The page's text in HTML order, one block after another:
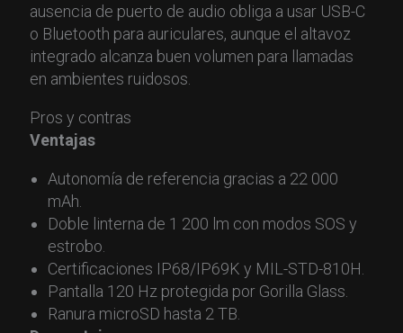
ausencia de puerto de audio obliga a usar USB-C
o Bluetooth para auriculares, aunque el altavoz
integrado alcanza buen volumen para llamadas
en ambientes ruidosos.
Pros y contras
Ventajas
Autonomía de referencia gracias a 22 000
mAh.
Doble linterna de 1 200 lm con modos SOS y
estrobo.
Certificaciones IP68/IP69K y MIL-STD-810H.
Pantalla 120 Hz protegida por Gorilla Glass.
Ranura microSD hasta 2 TB.